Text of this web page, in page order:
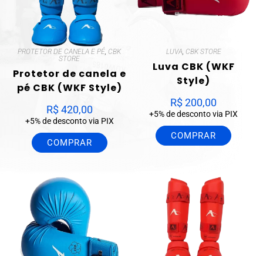
PROTETOR DE CANELA E PÉ,CBK
STORE
Protetor de canela e
pé CBK (WKF Style)
R$420,00
+5% de desconto via PIX
COMPRAR
LUVA, CBK STORE
Luva CBK (WKF
Style)
R$200,00
+5% de desconto via PIX
COMPRAR